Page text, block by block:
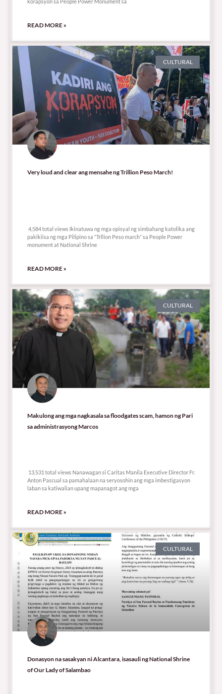
READ MORE »
CULTURAL
Very loud and clear ang mensahe ng Trillion Peso March!
4,584 total views Ikinatuwa ng mga opisyal ng simbahang katolika ang
pakikiisa ng mga Pilipino sa “Trllion Peso march” sa People Power
monument at National Shrine
READ MORE »
CULTURAL
Makulong ang mga nagkasala sa floodgates scam, hamon ng Pari
sa administrasyong Marcos
13,531 total views Nanawagan si Caritas Manila Executive Director Fr.
Anton Pascual sa pamahalaan na seryosohin ang mga imbestigasyon
laban sa katiwalian upang mapanagot ang mga
READ MORE »
CULTURAL
Donasyon na sasakyan ni Alcantara, isasauli ng National Shrine
of Our Lady of Salambao